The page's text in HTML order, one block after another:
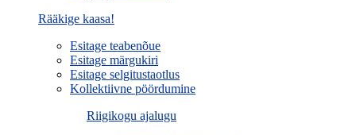
Rääkige kaasa!
Esitage teabenõue
Esitage märgukiri
Esitage selgitustaotlus
Kollektiivne pöördumine
Riigikogu ajalugu